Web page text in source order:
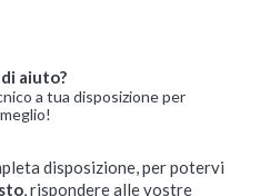
aiuto?
a tua disposizione per
disposizione, per potervi
, rispondere alle vostre